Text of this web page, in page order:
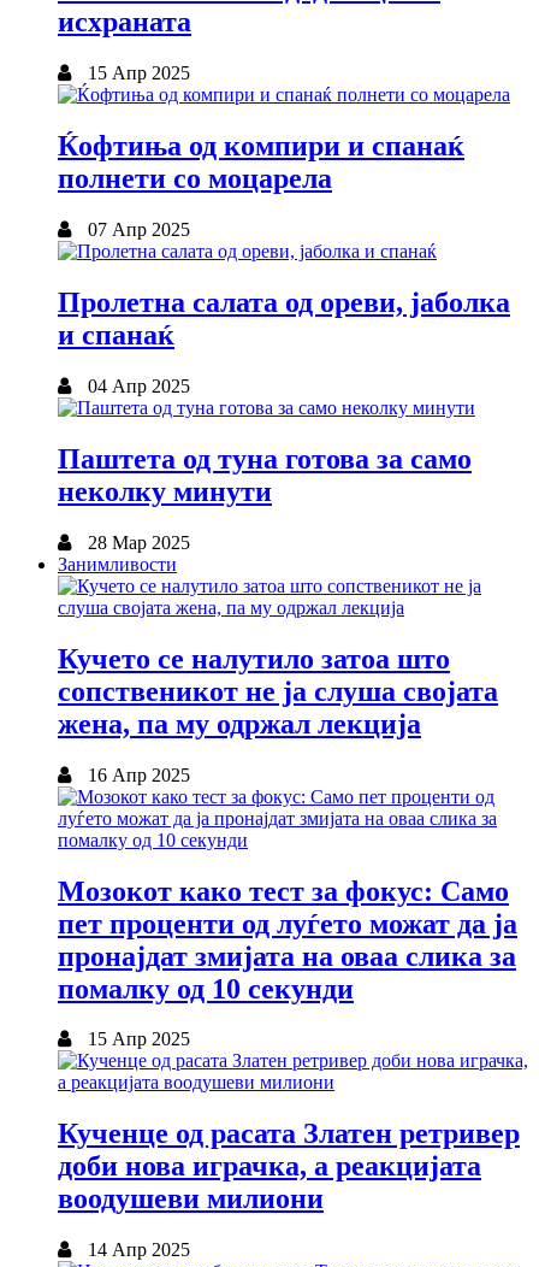
исхраната
15 Апр 2025
Ќофтиња од компири и спанаќ
полнети со моцарела
07 Апр 2025
Пролетна салата од ореви, јаболка
и спанаќ
04 Апр 2025
Паштета од туна готова за само
неколку минути
28 Мар 2025
Занимливости
Кучето се налутило затоа што
сопственикот не ја слуша својата
жена, па му одржал лекција
16 Апр 2025
Мозокот како тест за фокус: Само
пет проценти од луѓето можат да ја
пронајдат змијата на оваа слика за
помалку од 10 секунди
15 Апр 2025
Кученце од расата Златен ретривер
доби нова играчка, а реакцијата
воодушеви милиони
14 Апр 2025